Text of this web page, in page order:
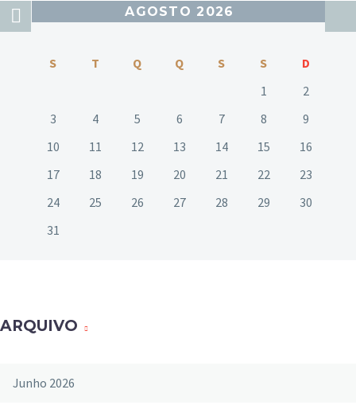
AGOSTO 2026
S T Q Q S S
D
1
2
3
4 5 6 7 8
9
10
11 12 13 14 15
16
17
18 19 20 21 22
23
24
25 26 27 28 29
30
31
ARQUIVO
Junho 2026